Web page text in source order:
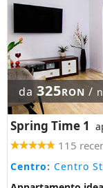
da 325RON /
Spring Time 1
115
Centro: Centro